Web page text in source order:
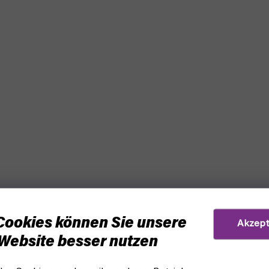
können Sie unsere
besser nutzen